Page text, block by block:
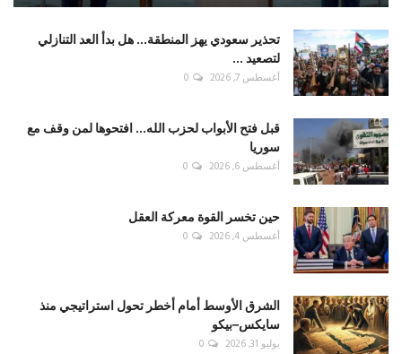
تحذير سعودي يهز المنطقة... هل بدأ العد التنازلي
لتصعيد ...
أغسطس 7, 2026 0
قبل فتح الأبواب لحزب الله... افتحوها لمن وقف مع
سوريا
أغسطس 6, 2026 0
حين تخسر القوة معركة العقل
أغسطس 4, 2026 0
الشرق الأوسط أمام أخطر تحول استراتيجي منذ
سايكس–بيكو
يوليو 31, 2026 0